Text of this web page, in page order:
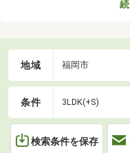
ト。寝室・収納部屋・書
実した暮らしを実現でき
地域 福岡市
条件 3LDK(+S)
検索条件を保存